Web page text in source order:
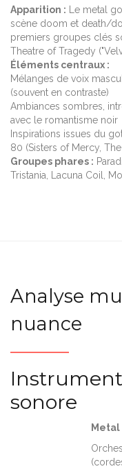
Apparition : Le metal
scène doom et death/
premiers groupes clés
Theatre of Tragedy
Éléments centraux :
Mélanges de voix
(souvent en contraste)
Ambiances sombres,
avec le romantisme noir
Inspirations issues du
80 (Sisters of Mercy,
Groupes phares :
Tristania, Lacuna Coil,
Analyse
nuance
sonore